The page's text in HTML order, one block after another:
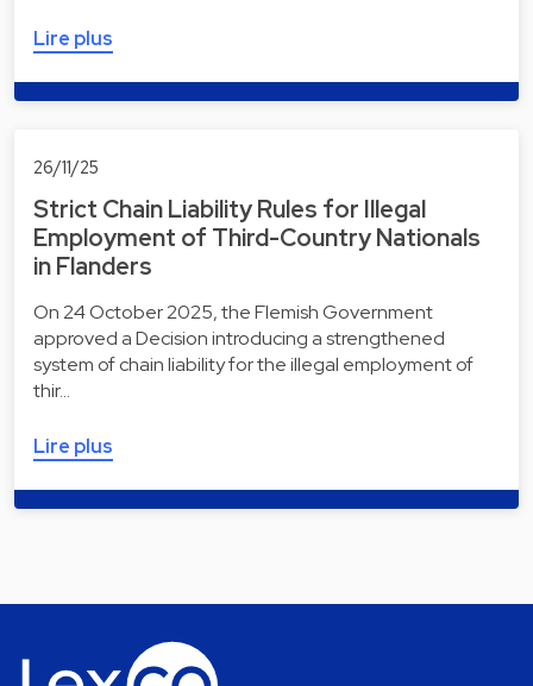
Lire plus
26/11/25
Strict Chain Liability Rules for Illegal
Employment of Third-Country Nationals
in Flanders
On 24 October 2025, the Flemish Government
approved a Decision introducing a strengthened
system of chain liability for the illegal employment of
thir…
Lire plus